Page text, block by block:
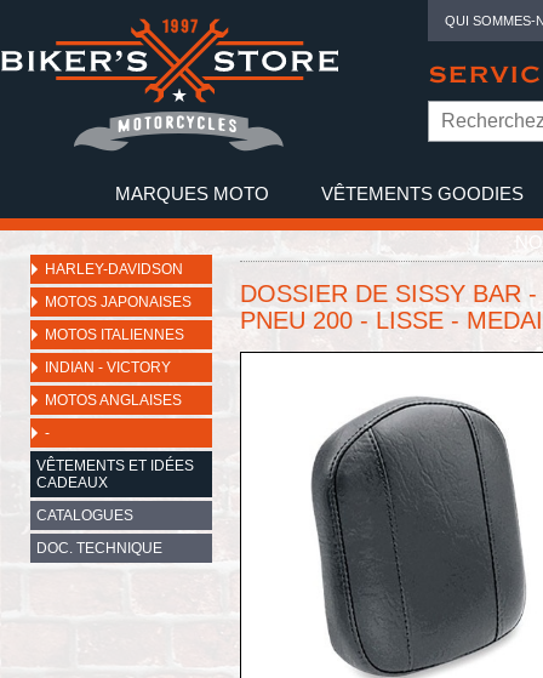
QUI SOMMES-
MARQUES MOTO VÊTEMENTS GOODIES
HARLEY-DAVIDSON
MOTOS JAPONAISES
MOTOS ITALIENNES
INDIAN - VICTORY
MOTOS ANGLAISES
-
VÊTEMENTS ET IDÉES
CADEAUX
CATALOGUES
DOC. TECHNIQUE
DOSSIER DE SISSY BAR
PNEU 200 - LISSE -